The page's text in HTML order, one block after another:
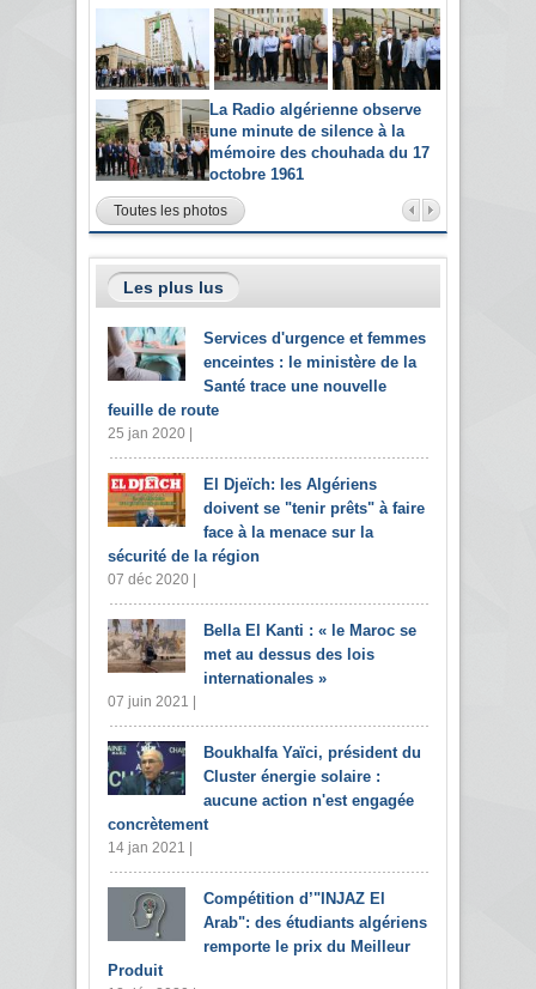
La Radio algérienne observe
une minute de silence à la
mémoire des chouhada du 17
octobre 1961
Toutes les photos
Les plus lus
Services d'urgence et femmes
enceintes : le ministère de la
Santé trace une nouvelle
feuille de route
25 jan 2020 |
El Djeïch: les Algériens
doivent se "tenir prêts" à faire
face à la menace sur la
sécurité de la région
07 déc 2020 |
Bella El Kanti : « le Maroc se
met au dessus des lois
internationales »
07 juin 2021 |
Boukhalfa Yaïci, président du
Cluster énergie solaire :
aucune action n'est engagée
concrètement
14 jan 2021 |
Compétition d’"INJAZ El
Arab": des étudiants algériens
remporte le prix du Meilleur
Produit